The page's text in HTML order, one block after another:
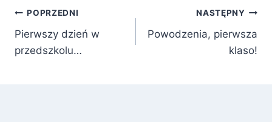
Nawigacja
wpisu
POPRZEDNI
Pierwszy dzień w
przedszkolu…
NASTĘPNY
Powodzenia, pierwsza
klaso!